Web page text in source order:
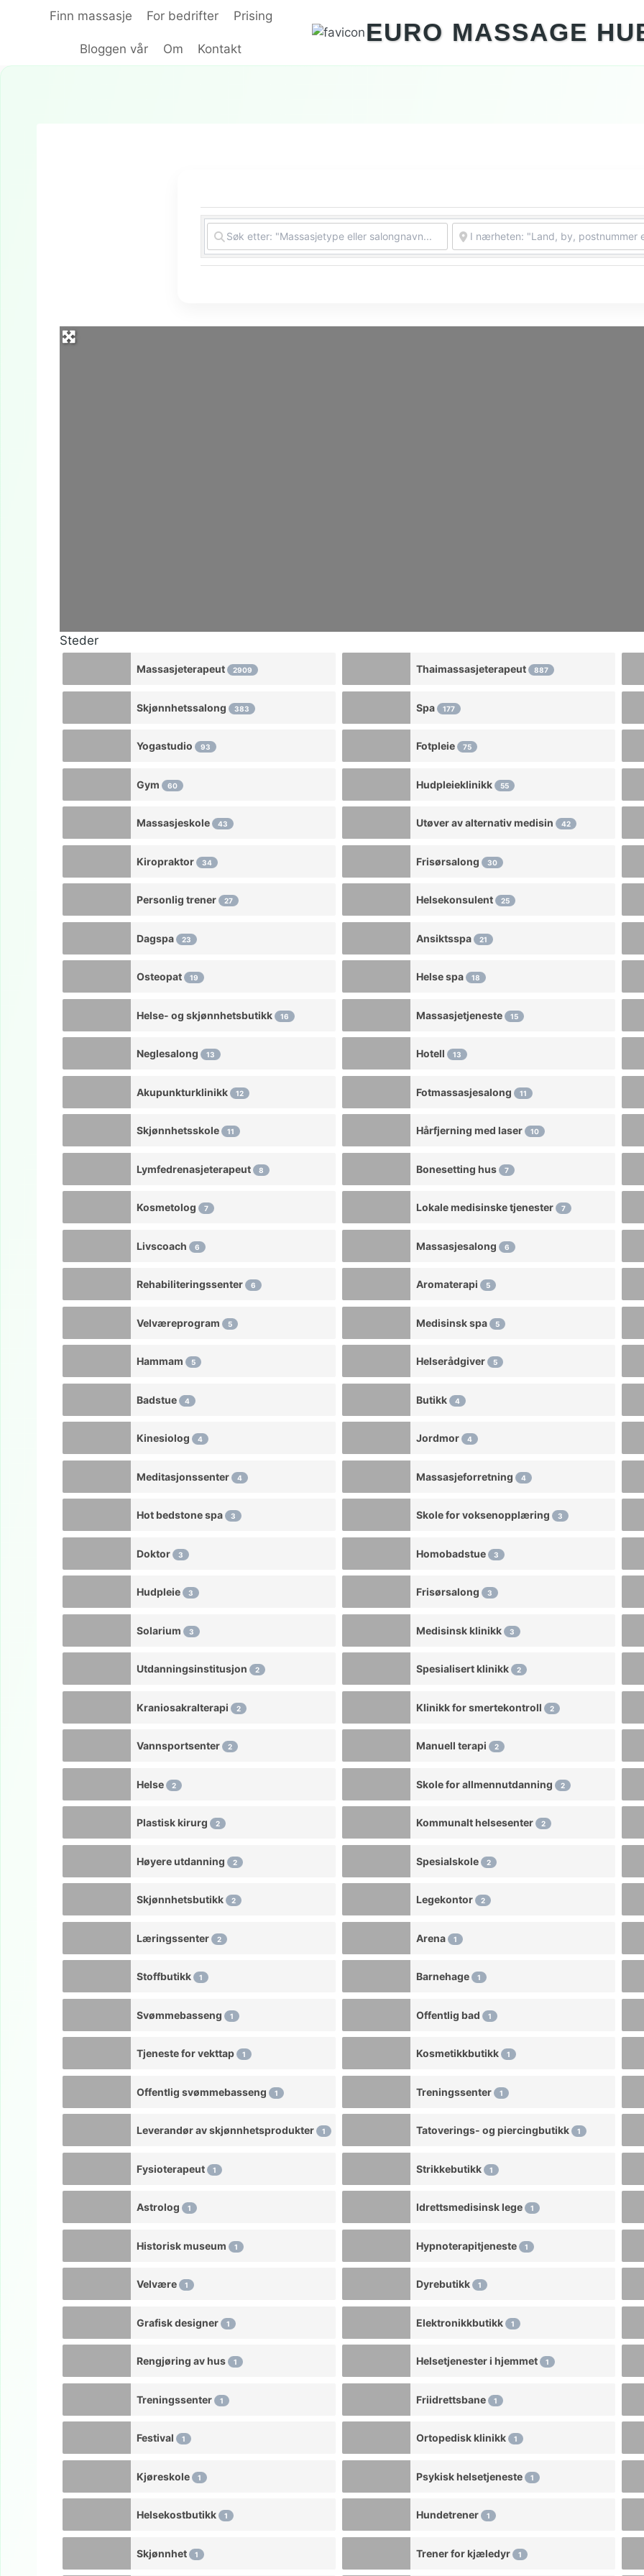
Finn massasje For bedrifter Prising
Bloggen vår Om Kontakt
EURO MASSAGE
Steder
Massasjeterapeut 2909 Thaimassasjeterapeut 887
Skjønnhetssalong 383 Spa 177
Yogastudio 93 Fotpleie 75
Gym 60 Hudpleieklinikk 55
Massasjeskole 43 Utøver av alternativ medisin 42
Kiropraktor 34 Frisørsalong 30
Personlig trener 27 Helsekonsulent 25
Dagspa 23 Ansiktsspa 21
Osteopat 19 Helse spa 18
Helse- og skjønnhetsbutikk 16 Massasjetjeneste 15
Neglesalong 13 Hotell 13
Akupunkturklinikk 12 Fotmassasjesalong 11
Skjønnhetsskole 11 Hårfjerning med laser 10
Lymfedrenasjeterapeut 8 Bonesetting hus 7
Kosmetolog 7 Lokale medisinske tjenester 7
Livscoach 6 Massasjesalong 6
Rehabiliteringssenter 6 Aromaterapi 5
Velværeprogram 5 Medisinsk spa 5
Hammam 5 Helserådgiver 5
Badstue 4 Butikk 4
Kinesiolog 4 Jordmor 4
Meditasjonssenter 4 Massasjeforretning 4
Hot bedstone spa 3 Skole for voksenopplæring 3
Doktor 3 Homobadstue 3
Hudpleie 3 Frisørsalong 3
Solarium 3 Medisinsk klinikk 3
Utdanningsinstitusjon 2 Spesialisert klinikk 2
Kraniosakralterapi 2 Klinikk for smertekontroll 2
Vannsportsenter 2 Manuell terapi 2
Helse 2 Skole for allmennutdanning 2
Plastisk kirurg 2 Kommunalt helsesenter 2
Høyere utdanning 2 Spesialskole 2
Skjønnhetsbutikk 2 Legekontor 2
Læringssenter 2 Arena 1
Stoffbutikk 1 Barnehage 1
Svømmebasseng 1 Offentlig bad 1
Tjeneste for vekttap 1 Kosmetikkbutikk 1
Offentlig svømmebasseng 1 Treningssenter 1
Leverandør av skjønnhetsprodukter 1 Tatoverings- og piercingbutikk 1
Fysioterapeut 1 Strikkebutikk 1
Astrolog 1 Idrettsmedisinsk lege 1
Historisk museum 1 Hypnoterapitjeneste 1
Velvære 1 Dyrebutikk 1
Grafisk designer 1 Elektronikkbutikk 1
Rengjøring av hus 1 Helsetjenester i hjemmet 1
Treningssenter 1 Friidrettsbane 1
Festival 1 Ortopedisk klinikk 1
Kjøreskole 1 Psykisk helsetjeneste 1
Helsekostbutikk 1 Hundetrener 1
Skjønnhet 1 Trener for kjæledyr 1